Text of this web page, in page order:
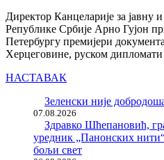
Директор Канцеларије за јавну
Републике Србије Арно Гујон
Петербургу премијери
Херцеговине, руском
НАСТАВАК
Зеленски није
07.08.2026
Здравко Шћепановић,
уредник „Панонских
бољи свет